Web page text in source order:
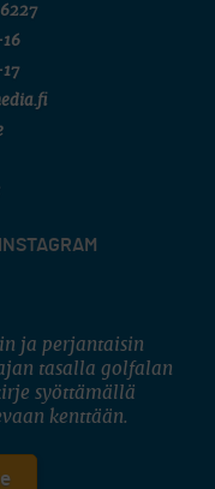
INSTAGRAM
ja perjantaisin
tasalla golfalan
syöttämällä
kenttään.